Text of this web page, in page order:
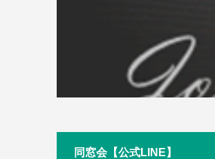
同窓会【公式LINE】